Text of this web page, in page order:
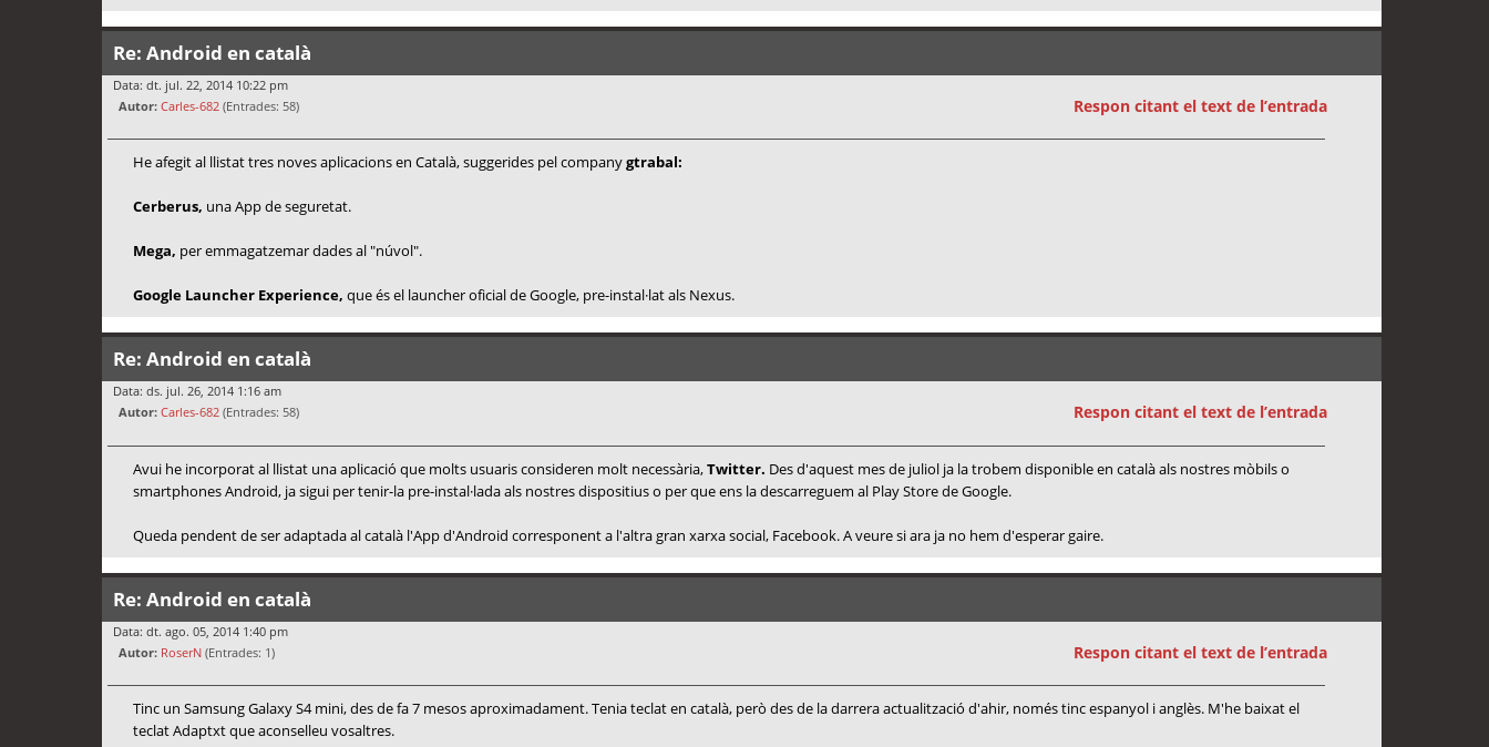
Re: Android en català
Data: dt. jul. 22, 2014 10:22 pm
Autor: Carles-682 (Entrades: 58) Respon citant el text de l’entrada
He afegit al llistat tres noves aplicacions en Català, suggerides pel companygtrabal:
Cerberus, una App de seguretat.
Mega, per emmagatzemar dades al "núvol".
Google Launcher Experience, que és el launcher oficial de Google, pre-instal·lat als Nexus.
Re: Android en català
Data: ds. jul. 26, 2014 1:16 am
Autor: Carles-682 (Entrades: 58) Respon citant el text de l’entrada
Avui he incorporat al llistat una aplicació que molts usuaris consideren molt necessària,Twitter. Des d'aquest mes de juliol ja la trobem disponible en català als nostres mòbils o
smartphones Android, ja sigui per tenir-la pre-instal·lada als nostres dispositius o per que ens la descarreguem al Play Store de Google.
Queda pendent de ser adaptada al català l'App d'Android corresponent a l'altra gran xarxa social, Facebook. A veure si ara ja no hem d'esperar gaire.
Re: Android en català
Data: dt. ago. 05, 2014 1:40 pm
Autor: RoserN (Entrades: 1) Respon citant el text de l’entrada
Tinc un Samsung Galaxy S4 mini, des de fa 7 mesos aproximadament. Tenia teclat en català, però des de la darrera actualització d'ahir, només tinc espanyol i anglès. M'he baixat el
teclat Adaptxt que aconselleu vosaltres.